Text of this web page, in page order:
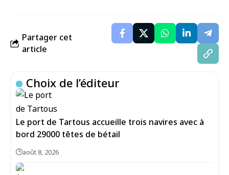
Partager cet
article
Choix de l’éditeur
Le port de Tartous accueille trois navires avec à
bord 29000 têtes de bétail
août 8, 2026